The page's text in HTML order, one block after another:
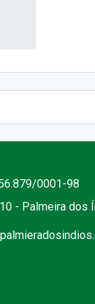
0001-98
- Palmeira dos